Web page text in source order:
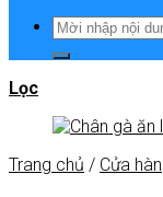
Lọc
Trang chủ / Cửa